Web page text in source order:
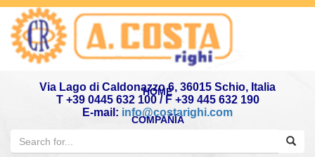
Via Lago di Caldonazzo 6, 36015 Schio, Italia
T +39 0445 632 100 / F +39 445 632 190
E-mail: info@costarighi.com
HOME
COMPAÑÍA